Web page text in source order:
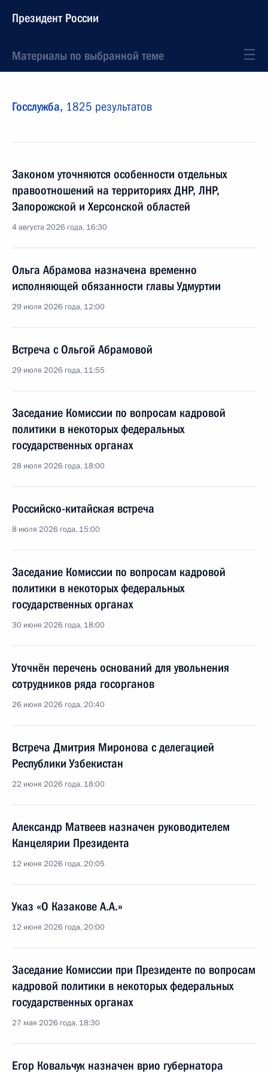
Президент России
Материалы по выбранной теме
Госслужба, 1825 результатов
Законом уточняются особенности отдельных
правоотношений на территориях ДНР, ЛНР,
Запорожской и Херсонской областей
4 августа 2026 года, 16:30
Ольга Абрамова назначена временно
исполняющей обязанности главы Удмуртии
29 июля 2026 года, 12:00
Встреча с Ольгой Абрамовой
29 июля 2026 года, 11:55
Заседание Комиссии по вопросам кадровой
политики в некоторых федеральных
государственных органах
28 июля 2026 года, 18:00
Российско-китайская встреча
8 июля 2026 года, 15:00
Заседание Комиссии по вопросам кадровой
политики в некоторых федеральных
государственных органах
30 июня 2026 года, 18:00
Уточнён перечень оснований для увольнения
сотрудников ряда госорганов
26 июня 2026 года, 20:40
Встреча Дмитрия Миронова с делегацией
Республики Узбекистан
22 июня 2026 года, 18:00
Александр Матвеев назначен руководителем
Канцелярии Президента
12 июня 2026 года, 20:05
Указ «О Казакове А.А.»
12 июня 2026 года, 20:00
Заседание Комиссии при Президенте по вопросам
кадровой политики в некоторых федеральных
государственных органах
27 мая 2026 года, 18:30
Егор Ковальчук назначен врио губернатора